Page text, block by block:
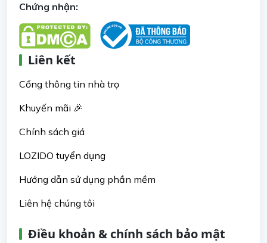
Chứng nhận:
Liên kết
Cổng thông tin nhà trọ
Khuyến mãi 🎉
Chính sách giá
LOZIDO tuyển dụng
Hướng dẫn sử dụng phần mềm
Liên hệ chúng tôi
Điều khoản & chính sách bảo mật